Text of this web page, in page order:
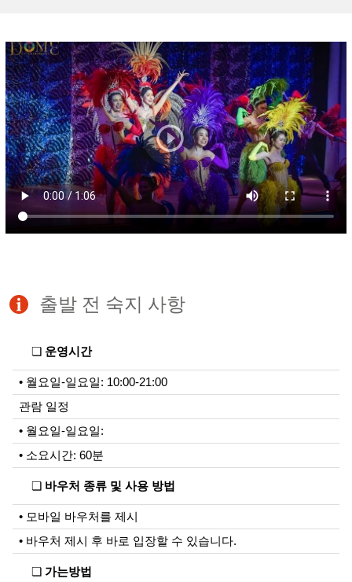
출발 전 숙지 사항
❏ 운영시간
• 월요일-일요일: 10:00-21:00
관람 일정
• 월요일-일요일:
• 소요시간: 60분
❏ 바우처 종류 및 사용 방법
• 모바일 바우처를 제시
• 바우처 제시 후 바로 입장할 수 있습니다.
❏ 가는방법